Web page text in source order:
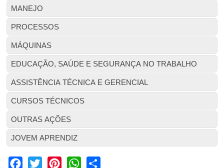
MANEJO
PROCESSOS
MÁQUINAS
EDUCAÇÃO, SAÚDE E SEGURANÇA NO TRABALHO
ASSISTÊNCIA TÉCNICA E GERENCIAL
CURSOS TÉCNICOS
OUTRAS AÇÕES
JOVEM APRENDIZ
Facebook
Twitter PinterestWhatsApp